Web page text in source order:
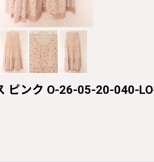
ピンク O-26-05-20-040-